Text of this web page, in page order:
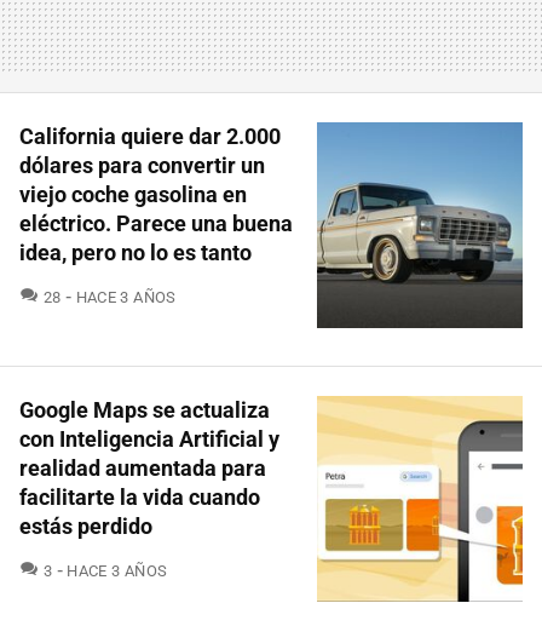
California quiere dar 2.000
dólares para convertir un
viejo coche gasolina en
eléctrico. Parece una buena
idea, pero no lo es tanto
28 COMENTARIOS
HACE 3 AÑOS
Google Maps se actualiza
con Inteligencia Artificial y
realidad aumentada para
facilitarte la vida cuando
estás perdido
3 COMENTARIOS
HACE 3 AÑOS